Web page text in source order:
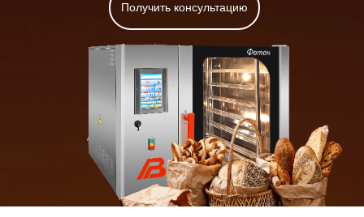
Получить консультацию